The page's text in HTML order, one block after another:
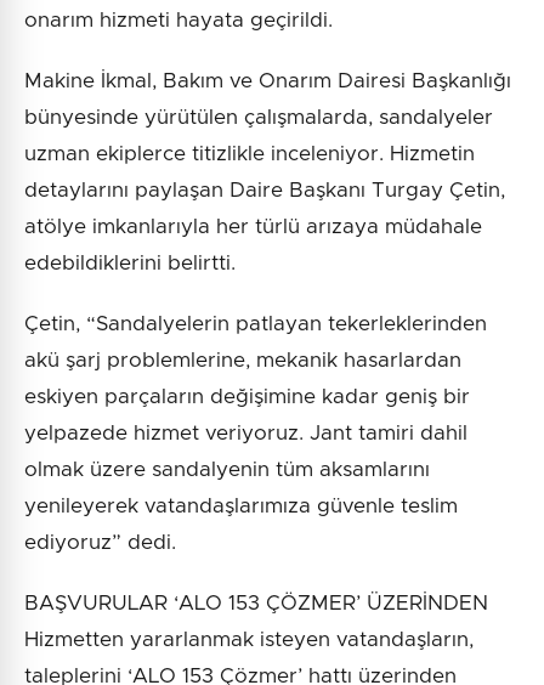
onarım hizmeti hayata geçirildi.
Makine İkmal, Bakım ve Onarım Dairesi Başkanlığı
bünyesinde yürütülen çalışmalarda, sandalyeler
uzman ekiplerce titizlikle inceleniyor. Hizmetin
detaylarını paylaşan Daire Başkanı Turgay Çetin,
atölye imkanlarıyla her türlü arızaya müdahale
edebildiklerini belirtti.
Çetin, “Sandalyelerin patlayan tekerleklerinden
akü şarj problemlerine, mekanik hasarlardan
eskiyen parçaların değişimine kadar geniş bir
yelpazede hizmet veriyoruz. Jant tamiri dahil
olmak üzere sandalyenin tüm aksamlarını
yenileyerek vatandaşlarımıza güvenle teslim
ediyoruz” dedi.
BAŞVURULAR ‘ALO 153 ÇÖZMER’ ÜZERİNDEN
Hizmetten yararlanmak isteyen vatandaşların,
taleplerini ‘ALO 153 Çözmer’ hattı üzerinden